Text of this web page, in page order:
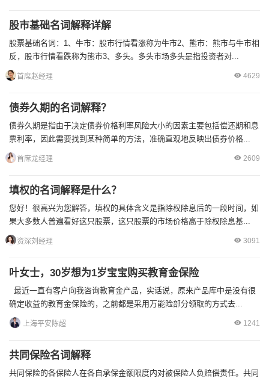
股市基础名词解释详解
股票基础名词：1、牛市：股市行情看涨称为牛市2、熊市：熊市与牛市相
反，股市行情看跌称为熊市3、多头。多头市场多头是指投资者对...
首席赵经理 4629
债券久期的名词解释？
债券久期是指由于决定债券价格利率风险大小的因素主要包括偿还期和息
票利率，因此需要找到某种简单的方法，准确直观地反映出债券价格...
首席龙经理 2609
填权的名词解释是什么？
您好！很高兴为您解答，填权的具体含义是指除权除息后的一段时间，如
果大多数人普遍看好这只股票，这只股票的市场价格高于除权除息基...
资深刘经理 3091
叶女士，30岁想为1岁宝宝购买教育金保险
最近一直有客户向我咨询教育金产品，实话说，原来产品库中是没有很
确定收益的教育金保险的，之前都是采用万能险部分领取的方式去...
上海平安陈超 1241
共同保险名词解释
共同保险的各保险人在各自承保金额限度内对被保险人负赔偿责任。共同